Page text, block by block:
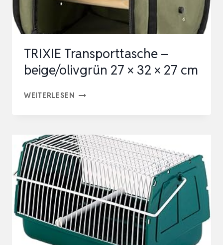
STEHSTANGE
TRIXIE Transporttasche –
beige/olivgrün 27 × 32 × 27 cm
WEITERLESEN TRIXIE
BEIGE/OLIVGRÜN
27
×
32
×
27
CM